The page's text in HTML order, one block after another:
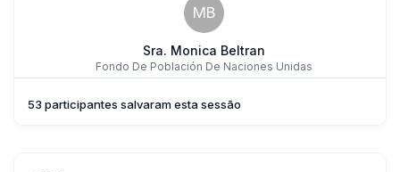
MB
Sra. Monica Beltran
Fondo De Población De Naciones Unidas
53 participantes salvaram esta sessão